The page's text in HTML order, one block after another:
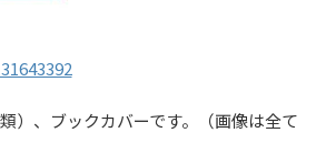
）、ブックカバーです。（画像は全て